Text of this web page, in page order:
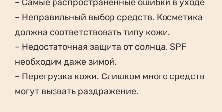
– Самые распространённые ошибки в уходе
– Неправильный выбор средств. Косметика
должна соответствовать типу кожи.
– Недостаточная защита от солнца. SPF
необходим даже зимой.
– Перегрузка кожи. Слишком много средств
могут вызвать раздражение.